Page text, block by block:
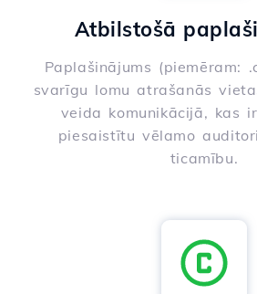
Atbilstošā
Paplašinājums (piemēram:
svarīgu lomu atrašanās
veida komunikācijā, kas
piesaistītu vēlamo
ticamību.